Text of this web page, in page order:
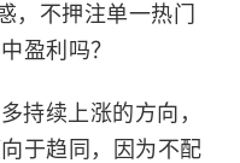
，不押注单一热门
盈利吗？
持续上涨的方向，
于趋同，因为不配